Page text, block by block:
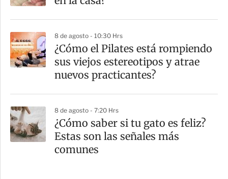
8 de agosto - 10:30 Hrs
¿Cómo el Pilates está rompiendo
sus viejos estereotipos y atrae
nuevos practicantes?
8 de agosto - 7:20 Hrs
¿Cómo saber si tu gato es feliz?
Estas son las señales más
comunes